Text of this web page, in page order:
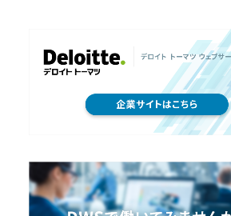
サーバーレス
プライベート
メンバー紹介